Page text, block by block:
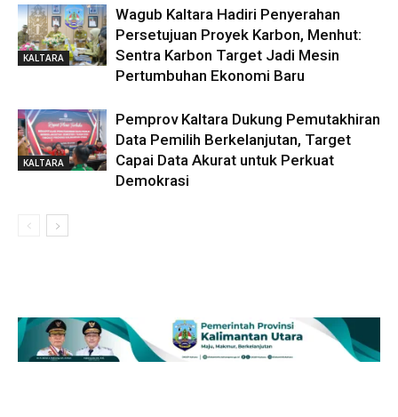
KALTARA
Wagub Kaltara Hadiri Penyerahan
Persetujuan Proyek Karbon, Menhut:
Sentra Karbon Target Jadi Mesin
Pertumbuhan Ekonomi Baru
KALTARA
Pemprov Kaltara Dukung Pemutakhiran
Data Pemilih Berkelanjutan, Target
Capai Data Akurat untuk Perkuat
Demokrasi